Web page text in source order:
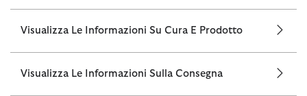
Visualizza Le Informazioni Su Cura E Prodotto
Visualizza Le Informazioni Sulla Consegna